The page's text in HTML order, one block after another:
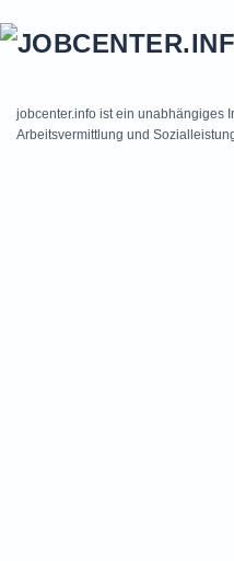
jobcenter.info ist ein unabhängiges
Arbeitsvermittlung und